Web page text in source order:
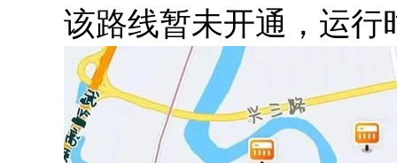
该路线暂未开通，运行